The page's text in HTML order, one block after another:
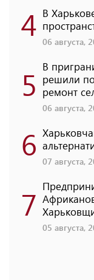
4 В
06 августа,
5 В
решили
ремонт
06 августа,
6 07 августа,
7
05 августа,